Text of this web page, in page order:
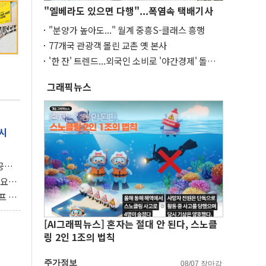
개
"
초
연
챙
"엘베라도 있으면 다행"...폭염속 택배기사
"분양가 높아도..." 월계 중흥S-클래스 흥행
77개국 관광객 몰린 교촌 옛 본사
'한 잔' 트렌드...외국인 소비로 '야간경제' 돌파
그래픽뉴스
[AI그래픽뉴스] 혼자는 절대 안 된다, 스노클
링 2인 1조의 법칙